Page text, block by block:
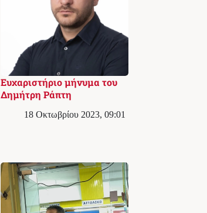
Ευχαριστήριο μήνυμα του
Δημήτρη Ράπτη
18 Οκτωβρίου 2023, 09:01